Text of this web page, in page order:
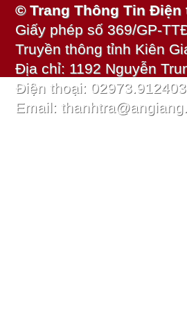
© Trang Thông Tin Điện
Giấy phép số 369/GP-
Truyền thông tỉnh Kiên
Địa chỉ: 1192 Nguyễn
Điện thoại: 02973.912403
Email: